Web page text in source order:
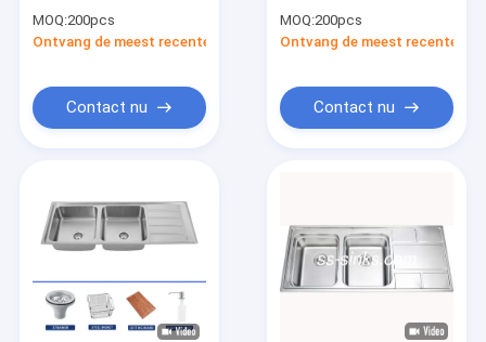
Producten
Videos
Ongeveer ons
Aanpasbaar Ontwerp
MOQ:200pcs
Ontvang de meest recente Prijs
Contact nu
met kraan
MOQ:200pcs
Ontvang de meest recente
Contact nu